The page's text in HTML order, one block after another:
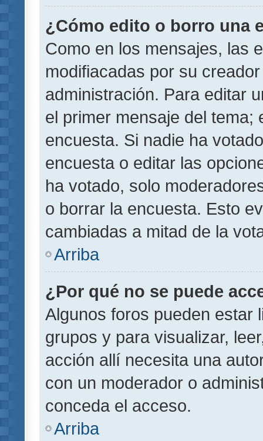
¿Cómo edito o borro una
Como en los mensajes, las
modifiacadas por su
administración. Para editar
el primer mensaje del
encuesta. Si nadie ha
encuesta o editar las
ha votado, solo
o borrar la encuesta. Esto
cambiadas a mitad de la
Arriba
¿Por qué no se puede
Algunos foros pueden estar
grupos y para visualizar,
acción allí necesita una
con un moderador o
conceda el acceso.
Arriba